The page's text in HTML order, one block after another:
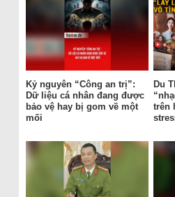
Kỷ nguyên “Công an trị”:
Dữ liệu cá nhân đang được
bảo vệ hay bị gom về một
mối
Du
trên